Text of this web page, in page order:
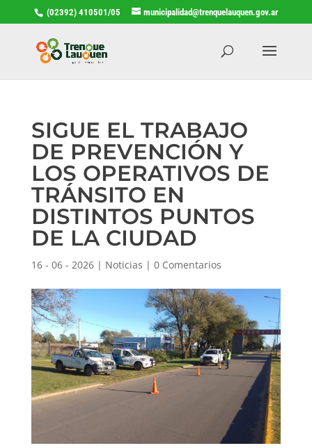
(02392) 410501/05 municipalidad@trenquelauquen.gov.ar
SIGUE EL TRABAJO
DE PREVENCIÓN Y
LOS OPERATIVOS DE
TRÁNSITO EN
DISTINTOS PUNTOS
DE LA CIUDAD
16 - 06 - 2026| Noticias | 0 Comentarios